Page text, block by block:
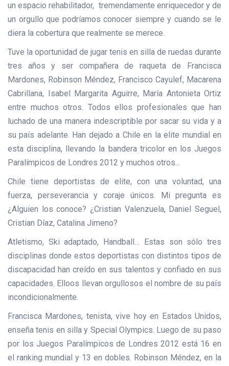
un espacio rehabilitador, tremendamente enriquecedor y de
un orgullo que podríamos conocer siempre y cuando se le
diera la cobertura que realmente se merece.
Tuve la oportunidad de jugar tenis en silla de ruedas durante
tres años y ser compañera de raqueta de Francisca
Mardones, Robinson Méndez, Francisco Cayulef, Macarena
Cabrillana, Isabel Margarita Aguirre, María Antonieta Ortiz
entre muchos otros. Todos ellos profesionales que han
luchado de una manera indescriptible por sacar su vida y a
su país adelante. Han dejado a Chile en la elite mundial en
esta disciplina, llevando la bandera tricolor en los Juegos
Paralímpicos de Londres 2012 y muchos otros…
Chile tiene deportistas de elite, con una voluntad, una
fuerza, perseverancia y coraje únicos. Mi pregunta es
¿Alguien los conoce? ¿Cristian Valenzuela, Daniel Seguel,
Cristian Díaz, Catalina Jimeno?
Atletismo, Ski adaptado, Handball… Estas son sólo tres
disciplinas donde estos deportistas con distintos tipos de
discapacidad han creído en sus talentos y confiado en sus
capacidades. Elloos llevan orgullosos el nombre de su país
incondicionalmente.
Francisca Mardones, tenista, vive hoy en Estados Unidos,
enseña tenis en silla y Special Olympics. Luego de su paso
por los Juegos Paralímpicos de Londres 2012 está 16 en
el ranking mundial y 13 en dobles. Robinson Méndez, en la